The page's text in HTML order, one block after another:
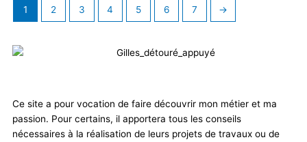
1 2 3 4 5 6 7 →
Ce site a pour vocation de faire découvrir mon métier et ma
passion. Pour certains, il apportera tous les conseils
nécessaires à la réalisation de leurs projets de travaux ou de